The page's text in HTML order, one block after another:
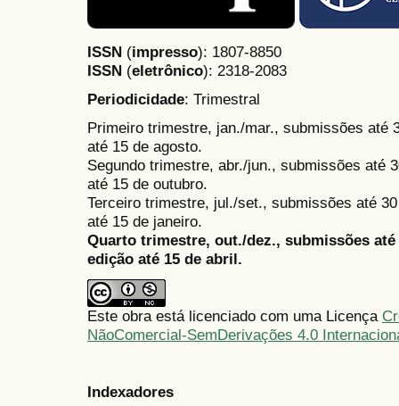
ISSN (impresso): 1807-8850
ISSN (eletrônico): 2318-2083
Periodicidade: Trimestral
Primeiro trimestre, jan./mar., submissões até
até 15 de agosto.
Segundo trimestre, abr./jun., submissões até
até 15 de outubro.
Terceiro trimestre, jul./set., submissões até
até 15 de janeiro.
Quarto trimestre, out./dez., submissões
edição até 15 de abril.
Este obra está licenciado com uma Licença
NãoComercial-SemDerivações 4.0
Indexadores